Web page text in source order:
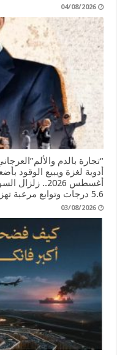
04/08/2026
أغسطس 2026..
5.6 درجات وتوابع مرعبة تهز المحافظات
03/08/2026